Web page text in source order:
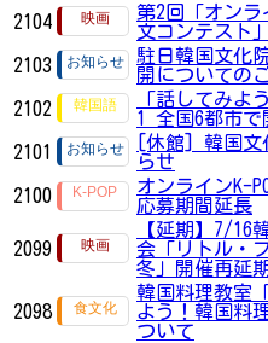
2104
第2回「オン
文コンテスト
2103
駐日韓国文化
開についての
2102
「話してみよ
1 全国6都市で
2101
[休館] 韓国文
らせ
2100
オンラインK-
応募期間延長
2099
【延期】7/16
会「リトル・
冬」開催再延
2098
韓国料理教室
よう！韓国料
ついて